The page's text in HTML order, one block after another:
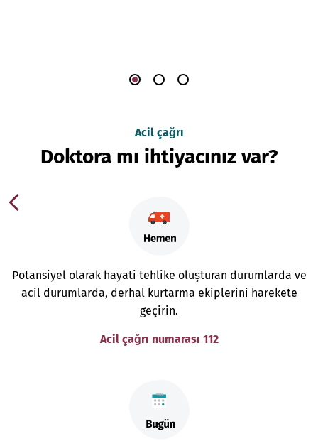
Acil çağrı
Doktora mı ihtiyacınız var?
Potansiyel olarak hayati tehlike oluşturan durumlarda ve
acil durumlarda, derhal kurtarma ekiplerini harekete
geçirin.
Acil çağrı numarası 112